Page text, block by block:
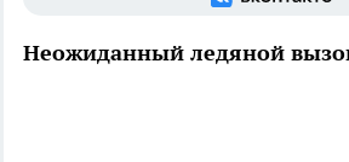
Неожиданный ледяной